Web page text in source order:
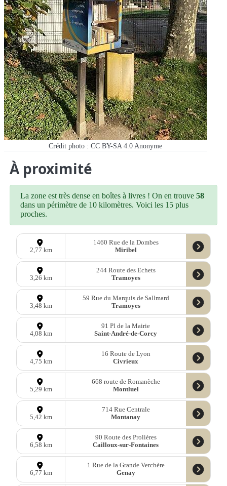
Crédit photo : CC BY-SA 4.0 Anonyme
À proximité
La zone est très dense en boîtes à livres ! On en trouve58
dans un périmètre de 10 kilomètres. Voici les 15 plus
proches.
2,77 km
1460 Rue de la Dombes
Miribel
3,26 km
244 Route des Echets
Tramoyes
3,48 km
59 Rue du Marquis de Sallmard
Tramoyes
4,08 km
91 Pl de la Mairie
Saint-André-de-Corcy
4,75 km
16 Route de Lyon
Civrieux
5,29 km
668 route de Romanèche
Montluel
5,42 km
714 Rue Centrale
Montanay
6,58 km
90 Route des Prolières
Cailloux-sur-Fontaines
6,77 km
1 Rue de la Grande Verchère
Genay